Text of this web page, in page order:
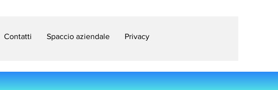
Contatti Spaccio aziendale Privacy